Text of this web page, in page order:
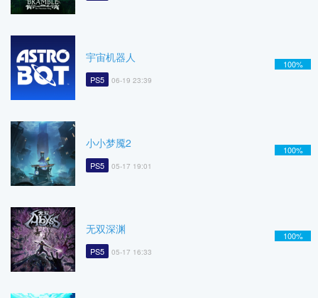
宇宙机器人
PS5 06-19 23:39
100%
小小梦魇2
PS5 05-17 19:01
100%
无双深渊
PS5 05-17 16:33
100%